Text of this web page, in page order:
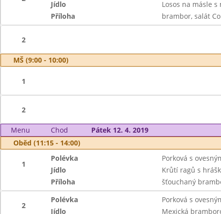
Jídlo
Losos na másle
Příloha
brambor, salát
2
MŠ (9:00 - 10:00)
1
2
Menu Chod
Pátek 12. 4. 2019
Oběd (11:15 - 14:00)
1
Polévka
Porková s
Jídlo
Krůtí ragů s
Příloha
šťouchaný
2
Polévka
Porková s
Jídlo
Mexická